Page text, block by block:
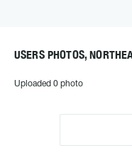
USERS PHOTOS,
Uploaded 0 photo